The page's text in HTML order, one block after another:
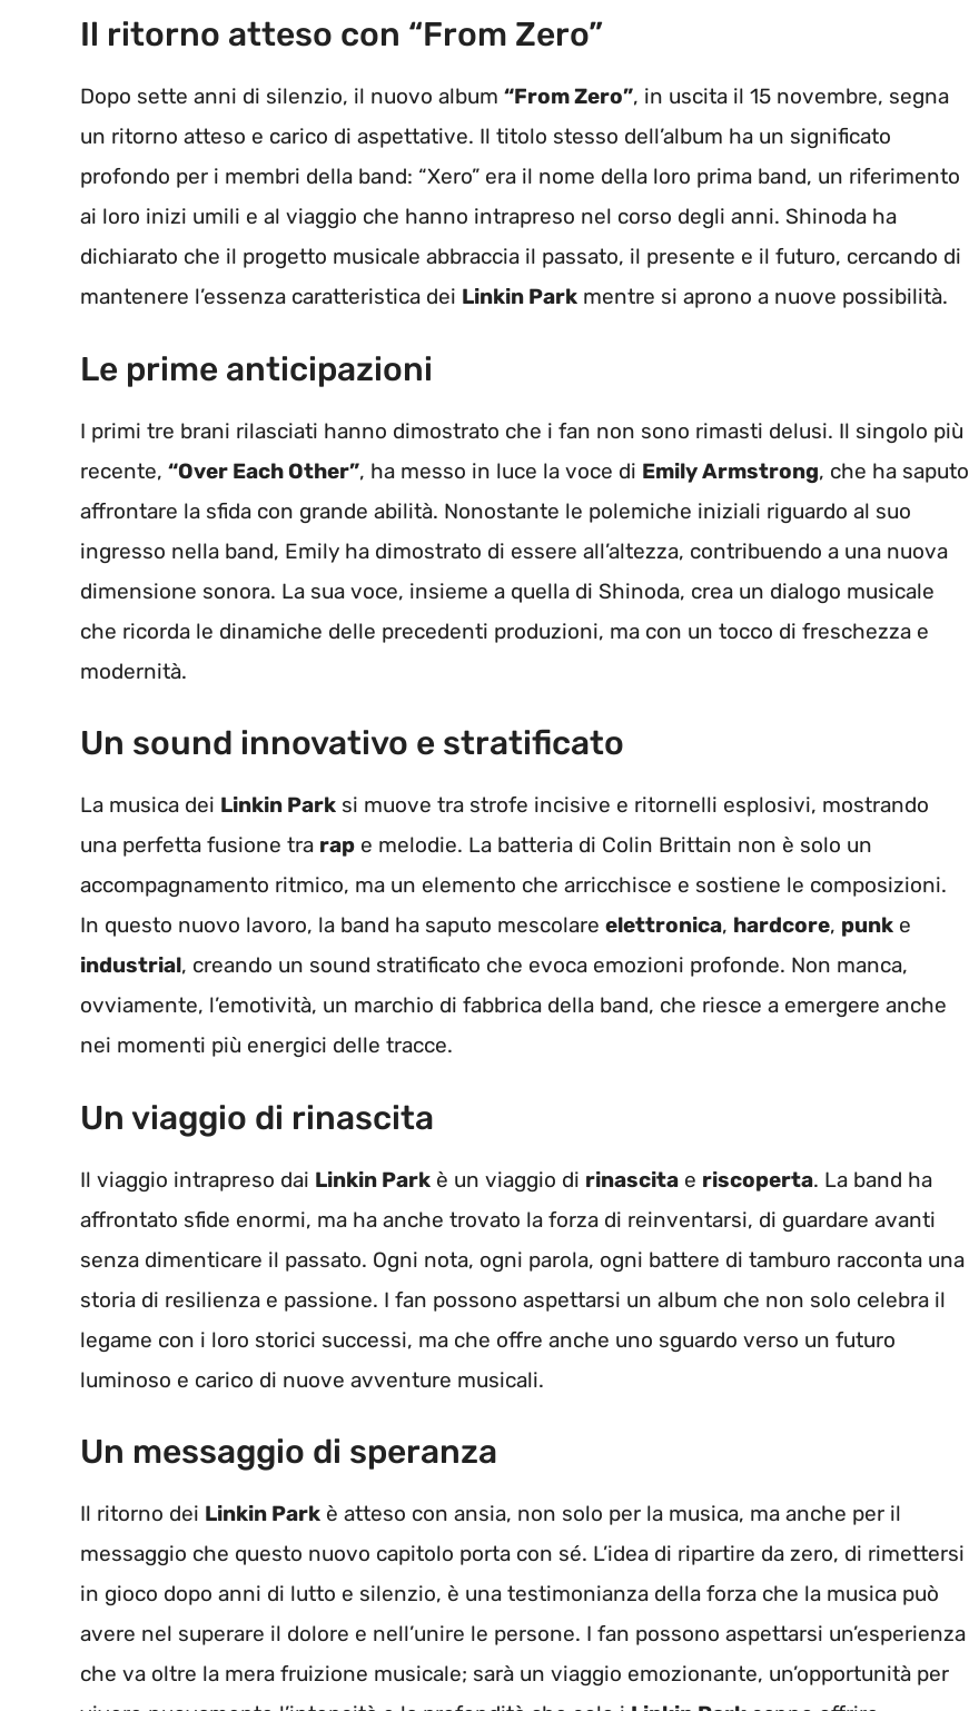
Il ritorno atteso con “From Zero”
Dopo sette anni di silenzio, il nuovo album “From Zero”, in uscita il 15 novembre, segna
un ritorno atteso e carico di aspettative. Il titolo stesso dell’album ha un significato
profondo per i membri della band: “Xero” era il nome della loro prima band, un riferimento
ai loro inizi umili e al viaggio che hanno intrapreso nel corso degli anni. Shinoda ha
dichiarato che il progetto musicale abbraccia il passato, il presente e il futuro, cercando di
mantenere l’essenza caratteristica dei Linkin Park mentre si aprono a nuove possibilità.
Le prime anticipazioni
I primi tre brani rilasciati hanno dimostrato che i fan non sono rimasti delusi. Il singolo più
recente, “Over Each Other”, ha messo in luce la voce di Emily Armstrong, che ha saputo
affrontare la sfida con grande abilità. Nonostante le polemiche iniziali riguardo al suo
ingresso nella band, Emily ha dimostrato di essere all’altezza, contribuendo a una nuova
dimensione sonora. La sua voce, insieme a quella di Shinoda, crea un dialogo musicale
che ricorda le dinamiche delle precedenti produzioni, ma con un tocco di freschezza e
modernità.
Un sound innovativo e stratificato
La musica dei Linkin Park si muove tra strofe incisive e ritornelli esplosivi, mostrando
una perfetta fusione tra rap e melodie. La batteria di Colin Brittain non è solo un
accompagnamento ritmico, ma un elemento che arricchisce e sostiene le composizioni.
In questo nuovo lavoro, la band ha saputo mescolare elettronica, hardcore, punk e
industrial, creando un sound stratificato che evoca emozioni profonde. Non manca,
ovviamente, l’emotività, un marchio di fabbrica della band, che riesce a emergere anche
nei momenti più energici delle tracce.
Un viaggio di rinascita
Il viaggio intrapreso dai Linkin Park è un viaggio di rinascita e riscoperta. La band ha
affrontato sfide enormi, ma ha anche trovato la forza di reinventarsi, di guardare avanti
senza dimenticare il passato. Ogni nota, ogni parola, ogni battere di tamburo racconta una
storia di resilienza e passione. I fan possono aspettarsi un album che non solo celebra il
legame con i loro storici successi, ma che offre anche uno sguardo verso un futuro
luminoso e carico di nuove avventure musicali.
Un messaggio di speranza
Il ritorno dei Linkin Park è atteso con ansia, non solo per la musica, ma anche per il
messaggio che questo nuovo capitolo porta con sé. L’idea di ripartire da zero, di rimettersi
in gioco dopo anni di lutto e silenzio, è una testimonianza della forza che la musica può
avere nel superare il dolore e nell’unire le persone. I fan possono aspettarsi un’esperienza
che va oltre la mera fruizione musicale; sarà un viaggio emozionante, un’opportunità per